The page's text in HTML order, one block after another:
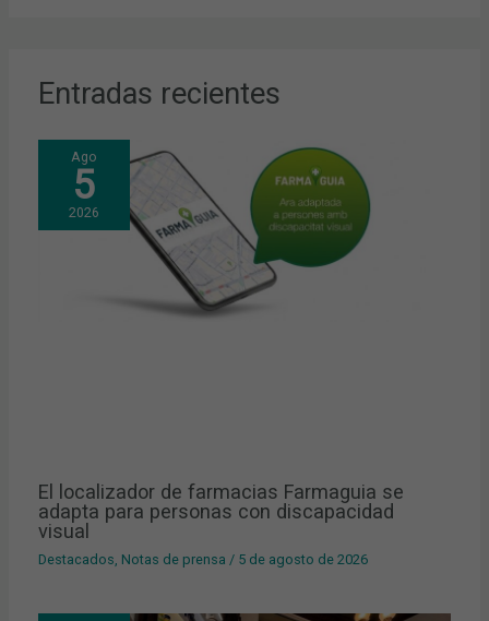
Entradas recientes
Ago
5
2026
El localizador de farmacias Farmaguia se
adapta para personas con discapacidad
visual
Destacados Notas de prensa / 5 de agosto de 2026